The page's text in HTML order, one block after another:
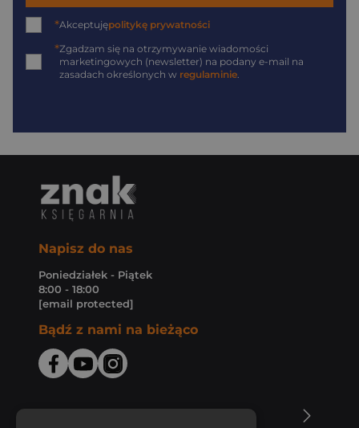
*Akceptujępolitykę prywatności
*Zgadzam się na otrzymywanie wiadomości
marketingowych (newsletter) na podany e-mail na
zasadach określonych w regulaminie
Napisz do nas
Poniedziałek - Piątek
8:00 - 18:00
[email protected]
Bądź z nami na bieżąco